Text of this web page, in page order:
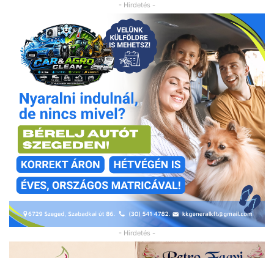
- Hirdetés -
- Hirdetés -